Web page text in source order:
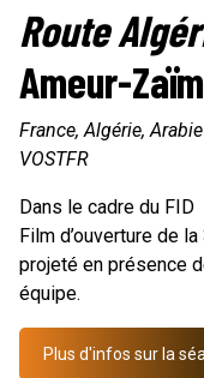
Route
Ameur-
France, Algérie,
VOSTFR
Dans le cadre du FID
Film d’ouverture de
projeté en présence
équipe.
Plus d'infos sur la